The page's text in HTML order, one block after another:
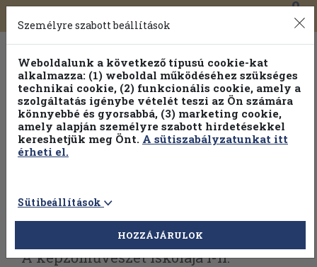
Toggle
navigation
0
Vissza az előző oldalra Válasszon példányt
A képzőművészet iskolája I-II.
Személyre szabott beállítások
Weboldalunk a következő típusú cookie-kat
alkalmazza: (1) weboldal működéséhez szükséges
technikai cookie, (2) funkcionális cookie, amely a
szolgáltatás igénybe vételét teszi az Ön számára
könnyebbé és gyorsabbá, (3) marketing cookie,
amely alapján személyre szabott hirdetésekkel
kereshetjük meg Önt. A sütiszabályzatunkat itt
érheti el.
Sütibeállítások
HOZZÁJÁRULOK